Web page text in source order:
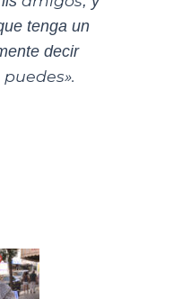
tenga un
decir